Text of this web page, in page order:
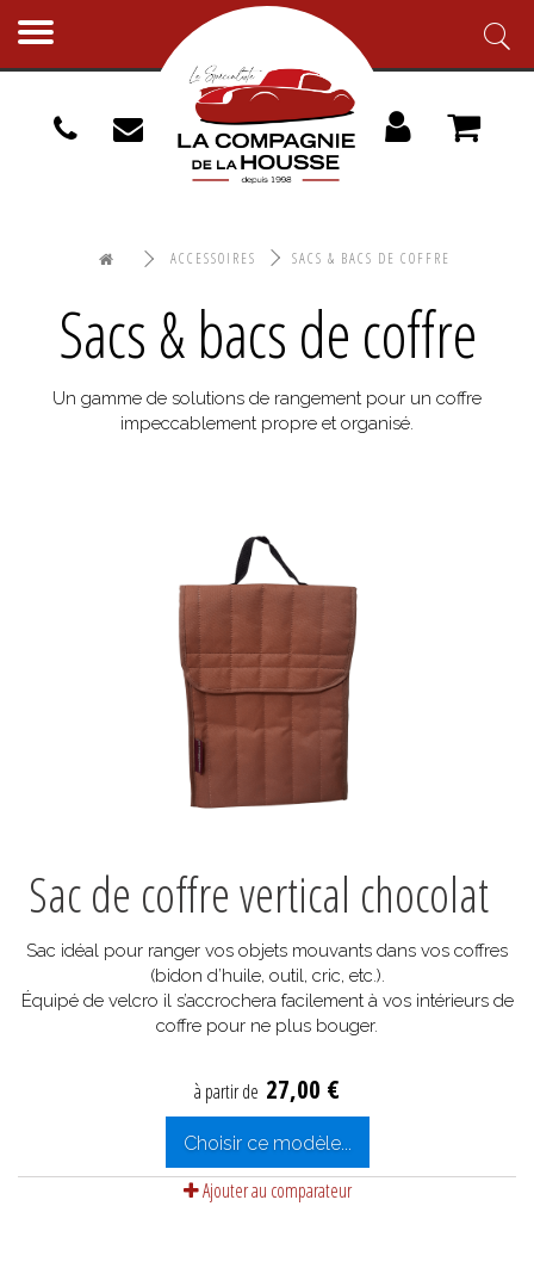
Toggle
ACCESSOIRES SACS & BACS DE COFFRE
Sacs & bacs de coffre
Un gamme de solutions de rangement pour un coffre
impeccablement propre et organisé.
Sac de coffre vertical chocolat
Sac idéal pour ranger vos objets mouvants dans vos coffres
(bidon d’huile, outil, cric, etc.).
Équipé de velcro il s’accrochera facilement à vos intérieurs de
coffre pour ne plus bouger.
à partir de 27,00 €
Choisir ce modèle...
Ajouter au comparateur